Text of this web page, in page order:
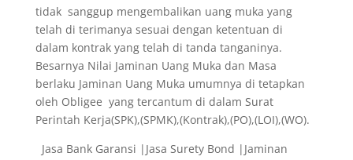
tidak sanggup mengembalikan uang muka yang
telah di terimanya sesuai dengan ketentuan di
dalam kontrak yang telah di tanda tanganinya.
Besarnya Nilai Jaminan Uang Muka dan Masa
berlaku Jaminan Uang Muka umumnya di tetapkan
oleh Obligee yang tercantum di dalam Surat
Perintah Kerja(SPK),(SPMK),(Kontrak),(PO),(LOI),(WO).
Jasa Bank Garansi |Jasa Surety Bond |Jaminan